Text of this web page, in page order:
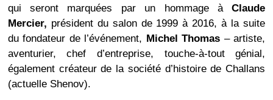
qui seront marquées par un hommage àClaude
Mercier, président du salon de 1999 à 2016, à la suite
du fondateur de l’événement, Michel Thomas – artiste,
aventurier, chef d’entreprise, touche-à-tout génial,
également créateur de la société d’histoire de Challans
(actuelle Shenov).